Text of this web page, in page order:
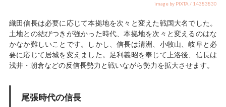
image by PIXTA / 14383830
織田信長は必要に応じて本拠地を次々と変えた戦国大名でした。
土地との結びつきが強かった時代、本拠地を次々と変えるのはな
かなか難しいことです。しかし、信長は清洲、小牧山、岐阜と必
要に応じて居城を変えました。足利義昭を奉じて上洛後、信長は
浅井・朝倉などの反信長勢力と戦いながら勢力を拡大させます。
尾張時代の信長